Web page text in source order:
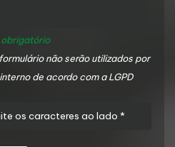
obrigatório
não serão utilizados por
de acordo com a LGPD